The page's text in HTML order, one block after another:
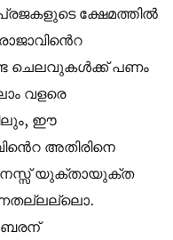
ക്ഷേമത്തിൽ
ചെലവുകൾക്ക് പണം
വളരെ
ഈ
അതിരിനെ
മനസ്സ് യുക്തായുക്ത